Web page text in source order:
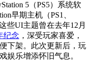
5（PS5）系统软
早期主机（PS1、
些UI主题曾在去年12月
纪念 ，深受玩家喜爱，
下架。此次更新后，玩
娱乐增添怀旧气息。